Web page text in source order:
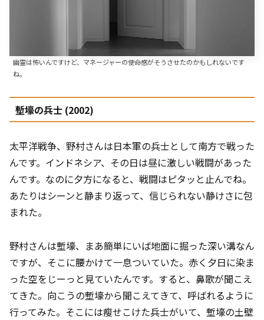
幽霊は怖いんですけど、マネージャーの使命感がそうさせたのかもしれないです
ね。
塹壕の兵士 (2002)
太平洋戦争、野村さんは日本軍の兵士として南方で戦った
んです。インドネシア、その日は昼に激しい戦闘があった
んです。なのに夕方になると、戦闘はピタッと止んでね。
あたりはシーンと静まり返って、信じられない静けさに包
まれた。
野村さんは塹壕、まあ簡単にいば地面に掘った深い溝なん
ですが、そこに腰かけて一息ついていた。赤く夕日に染ま
った空をじーっと見ていたんです。すると、鼻歌が聞こえ
てきた。向こうの塹壕から聞こえてきて、呼ばれるように
行ってみた。そこには瘦せこけた兵士がいて、塹壕の土壁